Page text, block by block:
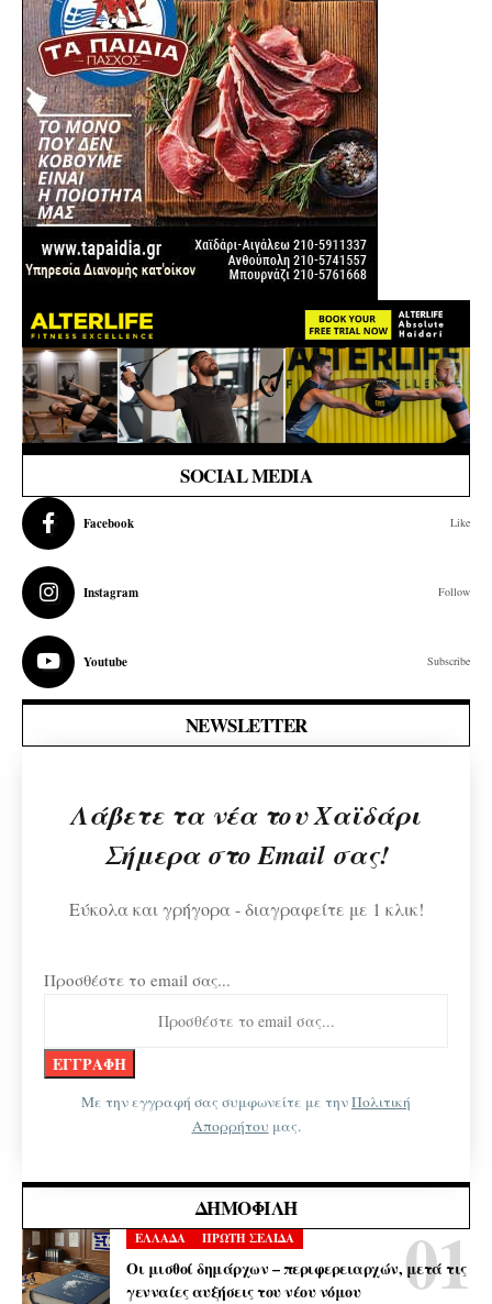
SOCIAL MEDIA
Facebook Like
Instagram Follow
Youtube Subscribe
NEWSLETTER
Λάβετε τα νέα του Χαϊδάρι
Σήμερα στο Email σας!
Εύκολα και γρήγορα - διαγραφείτε με 1 κλικ!
Προσθέστε το email σας...
Με την εγγραφή σας συμφωνείτε με τηνΠολιτική
Απορρήτου μας.
ΔΗΜΟΦΙΛΉ
ΕΛΛΑΔΑ ΠΡΩΤΗ ΣΕΛΙΔΑ
Οι μισθοί δημάρχων – περιφερειαρχών, μετά τις
γενναίες αυξήσεις του νέου νόμου